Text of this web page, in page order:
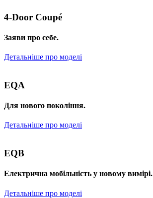
4-Door Coupé
Заяви про себе.
Детальніше про моделі
EQA
Для нового покоління.
Детальніше про моделі
EQB
Електрична мобільність у новому вимірі.
Детальніше про моделі